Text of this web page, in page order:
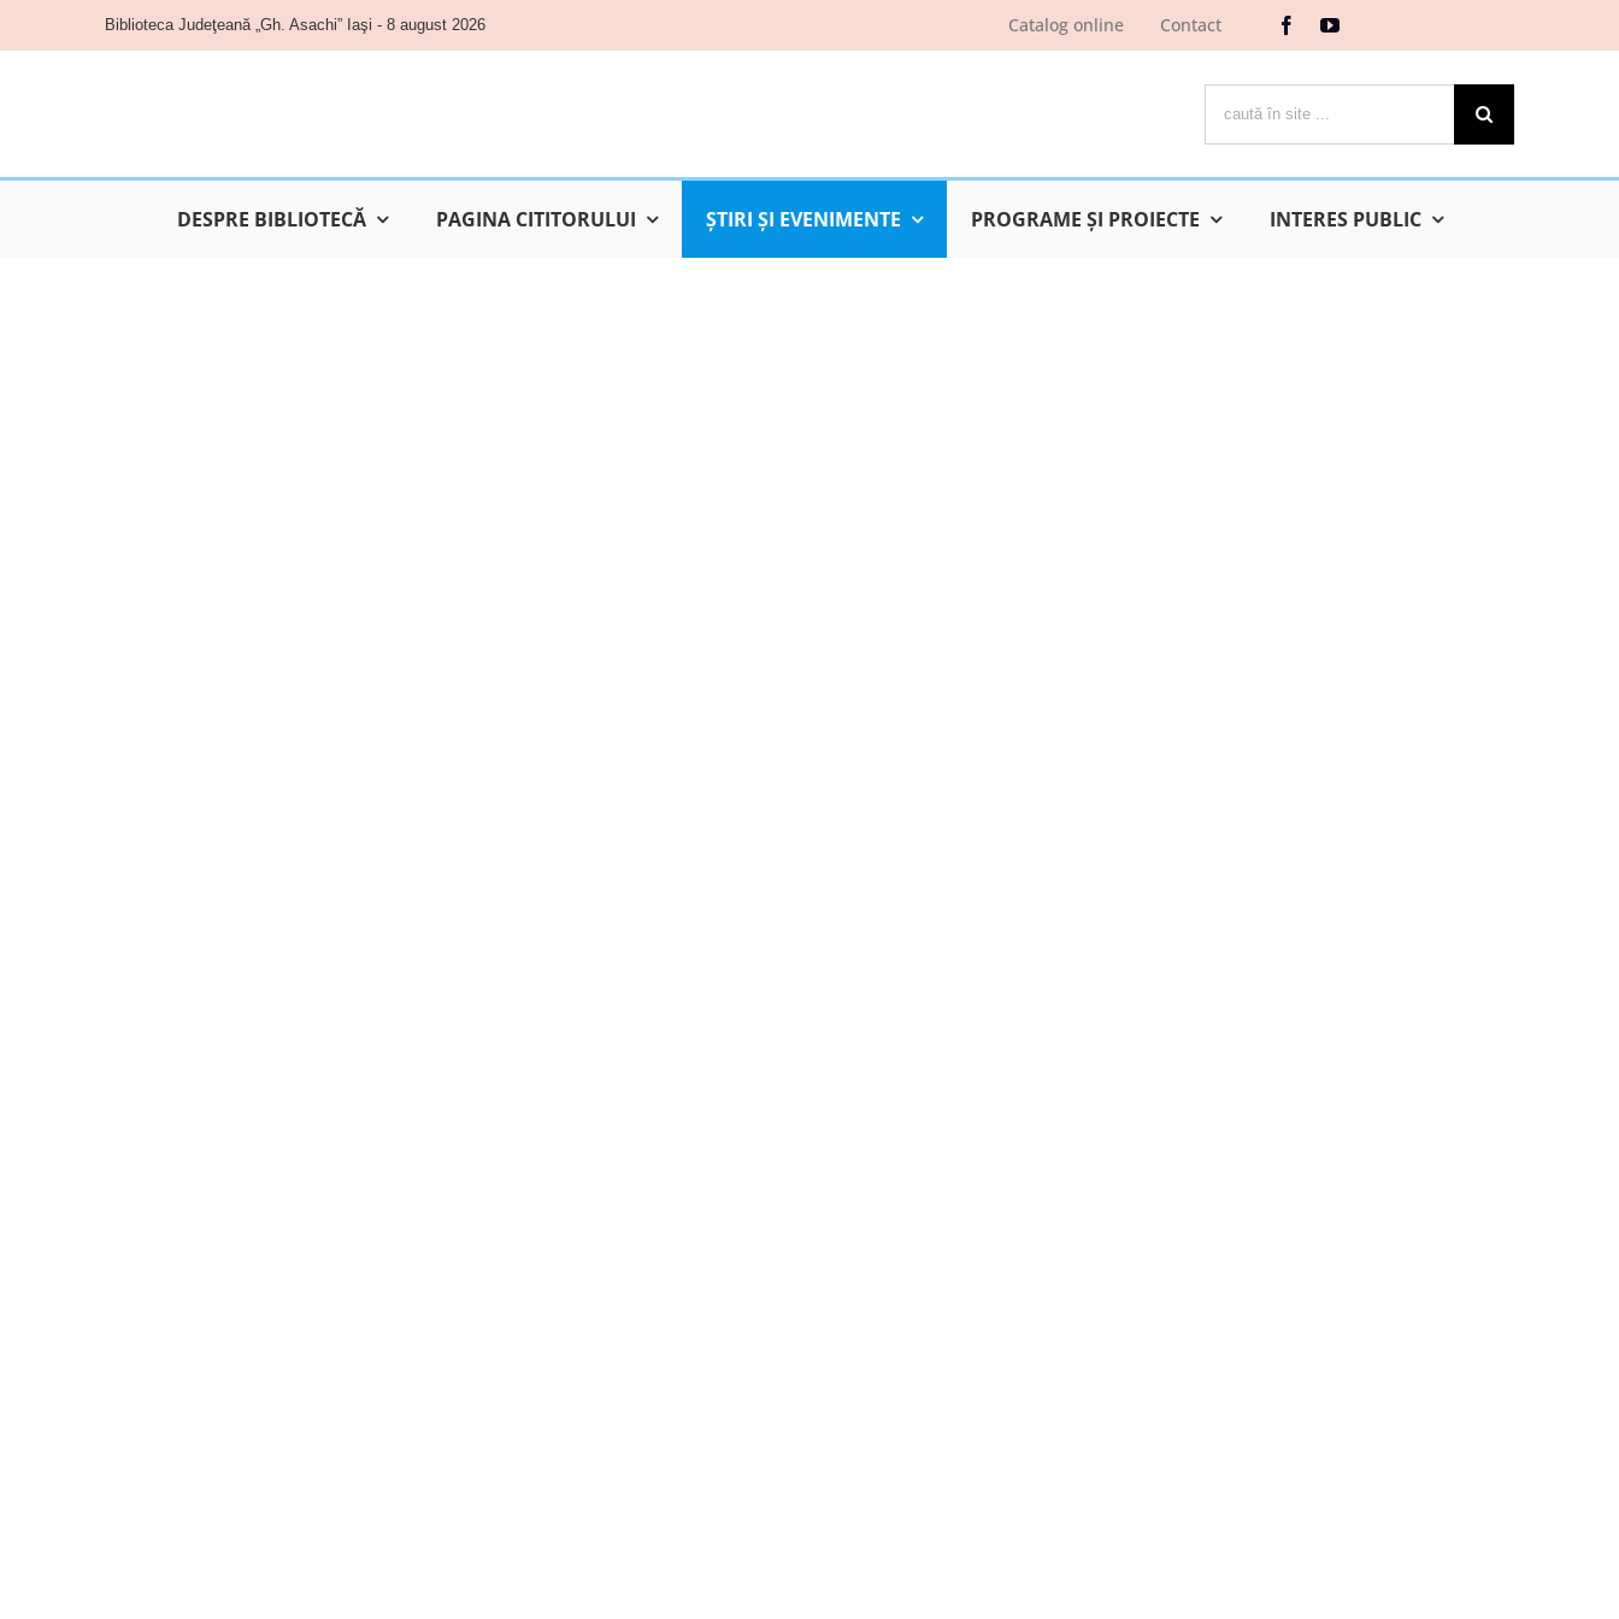
content
Biblioteca Judeţeană „Gh. Asachi” Iaşi - 8 august 2026 Catalog online Contact
DESPRE BIBLIOTECĂ PAGINA CITITORULUI ŞTIRI ŞI EVENIMENTE PROGRAME ŞI PROIECTE INTERES PUBLIC